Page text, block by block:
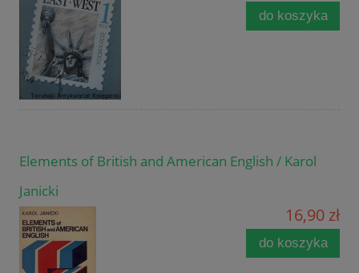
do koszyka
Elements of British and American English / Karol
Janicki
16,90 zł
do koszyka